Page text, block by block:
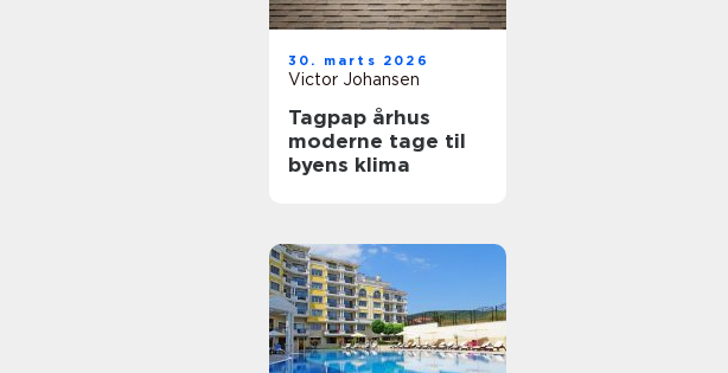
30. marts 2026
Victor Johansen
Tagpap århus
moderne tage til
byens klima